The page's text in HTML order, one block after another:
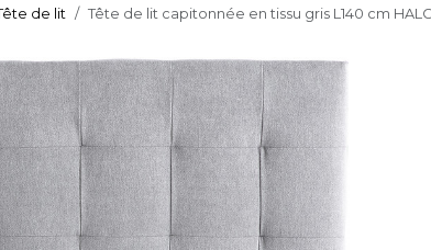
de lit Tête de lit capitonnée en tissu gris L140 cm